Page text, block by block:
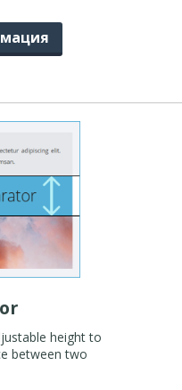
height to
between two